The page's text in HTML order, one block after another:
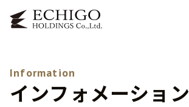
Information
インフォメーション